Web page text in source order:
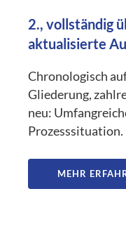
2., vollständig
aktualisierte
Chronologisch
Gliederung,
neu:
Prozesssituation.
MEHR